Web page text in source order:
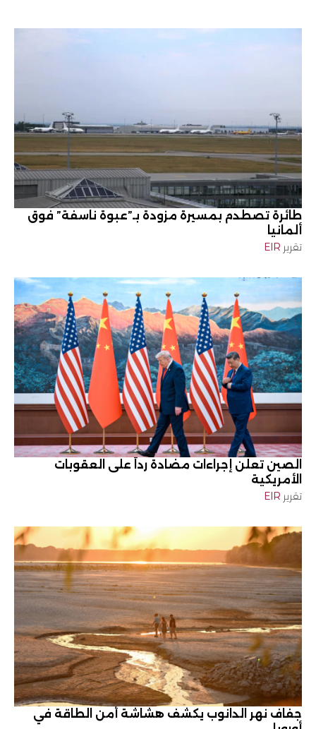
طائرة تصطدم بمسيرة مزودة بـ”عبوة ناسفة” فوق
ألمانيا
تقرير EIR
الصين تعلن إجراءات مضادة رداً على العقوبات
الأمريكية
تقرير EIR
جفاف نهر الدانوب يكشف هشاشة أمن الطاقة في